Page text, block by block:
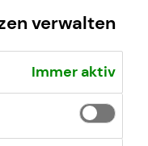
Generation –
in eine finanziell
verwalten
Immer aktiv